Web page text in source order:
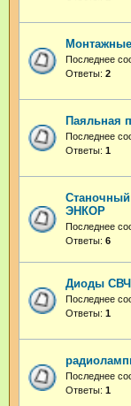
Последнее
Ответы: 2
Паяльная
Последнее
Ответы: 1
ЭНКОР
Последнее
Ответы: 6
Диоды СВЧ
Последнее
Ответы: 1
Последнее
Ответы: 1